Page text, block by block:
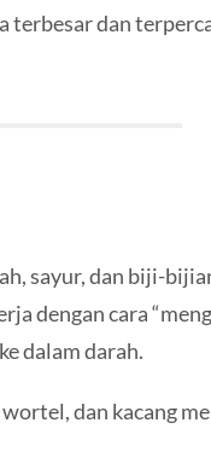
terbesar dan
sayur, dan biji-
dengan cara
dalam darah.
dan kacang